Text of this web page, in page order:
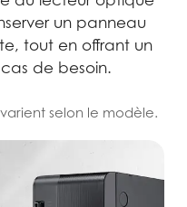
un panneau
tout en offrant un
de besoin.
selon le modèle.